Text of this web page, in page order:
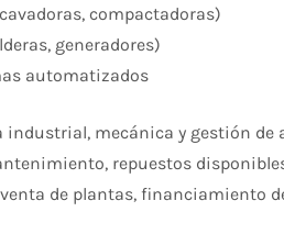
compactadoras)
generadores)
automatizados
mecánica y gestión de
repuestos
de plantas, financiamiento